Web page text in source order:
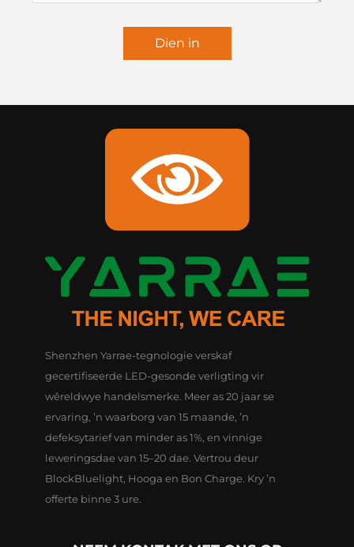
Dien in
Shenzhen Yarrae-tegnologie verskaf
gecertifiseerde LED-gesonde verligting vir
wêreldwye handelsmerke. Meer as 20 jaar se
ervaring, ’n waarborg van 15 maande, ’n
defeksytarief van minder as 1%, en vinnige
leweringsdae van 15–20 dae. Vertrou deur
BlockBluelight, Hooga en Bon Charge. Kry ’n
offerte binne 3 ure.